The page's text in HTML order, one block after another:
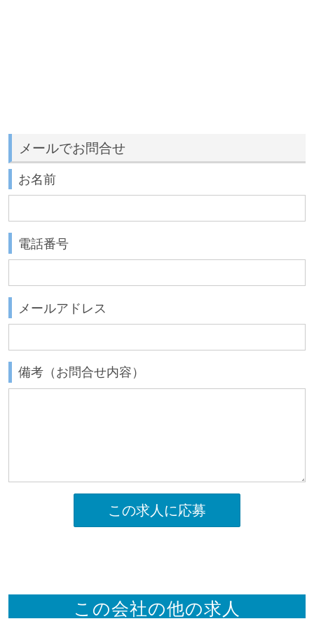
メールでお問合せ
お名前
電話番号
メールアドレス
備考（お問合せ内容）
この求人に応募
この会社の他の求人